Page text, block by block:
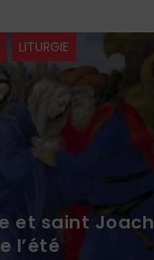
LITURGIE
et saint
l’été